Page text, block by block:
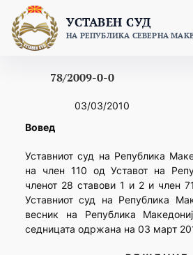
content
УСТАВЕН СУД
НА РЕПУБЛИКА СЕВЕРНА
78/2009-0-0
03/03/2010
Вовед
Уставниот суд на Република
на член 110 од Уставот на
членот 28 ставови 1 и 2 и член
Уставниот суд на Република
весник на Република
седницатa одржана на 03 март